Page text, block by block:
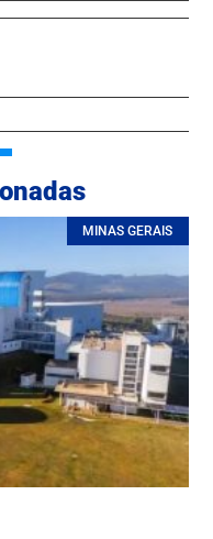
MINAS GERAIS